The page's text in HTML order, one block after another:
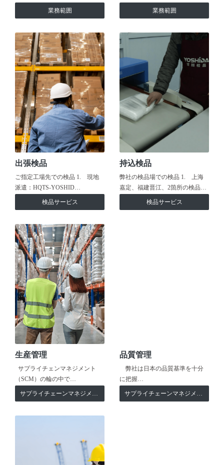
業務範囲 業務範囲
出張検品
ご指定工場先での検品 1. 現地
派遣：HQTS-YOSHID…
検品サービス
持込検品
弊社の検品場での検品 1. 上海
嘉定、福建晋江、2箇所の検品…
検品サービス
生産管理
サプライチェンマネジメント
（SCM）の輪の中で…
サプライチェーンマネジメント
品質管理
弊社は日本の品質基準を十分
に把握…
サプライチェーンマネジメント